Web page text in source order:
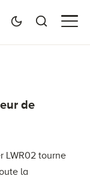
de
LWR02 tourne
la